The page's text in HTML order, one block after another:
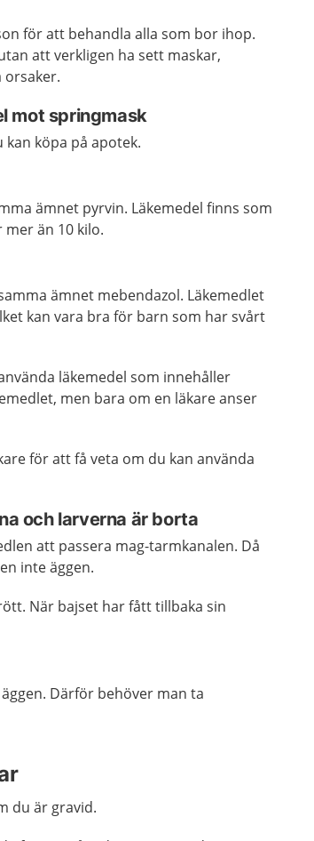
för att behandla alla som bor ihop.
att verkligen ha sett maskar,
orsaker.
mot springmask
köpa på apotek.
ämnet pyrvin. Läkemedel finns som
än 10 kilo.
ämnet mebendazol. Läkemedlet
kan vara bra för barn som har svårt
läkemedel som innehåller
men bara om en läkare anser
för att få veta om du kan använda
och larverna är borta
att passera mag-tarmkanalen. Då
inte äggen.
När bajset har fått tillbaka sin
Därför behöver man ta
du är gravid.